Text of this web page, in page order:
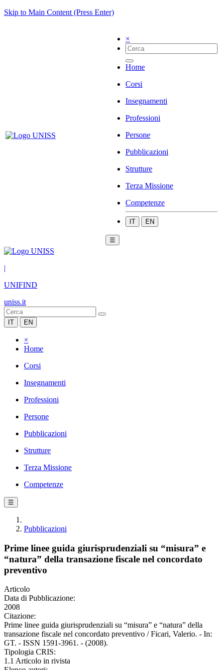
Skip to Main Content (Press Enter)
×
Home
Corsi
Insegnamenti
Professioni
Persone
Pubblicazioni
Strutture
Terza Missione
Competenze
IT EN
☰
|
UNIFIND
uniss.it
IT EN
×
Home
Corsi
Insegnamenti
Professioni
Persone
Pubblicazioni
Strutture
Terza Missione
Competenze
☰
Pubblicazioni
Prime linee guida giurisprudenziali su “misura” e
“natura” della transazione fiscale nel concordato
preventivo
Articolo
Data di Pubblicazione:
2008
Citazione:
Prime linee guida giurisprudenziali su “misura” e “natura” della
transazione fiscale nel concordato preventivo / Ficari, Valerio. - In:
GT. - ISSN 1591-3961. - (2008).
Tipologia CRIS:
1.1 Articolo in rivista